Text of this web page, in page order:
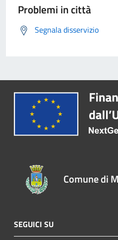
Problemi in città
Segnala disservizio
Comune di
SEGUICI SU